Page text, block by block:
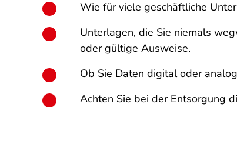
Wie für viele geschäftliche
Unterlagen, die Sie niemals
oder gültige Ausweise.
Ob Sie Daten digital oder
Achten Sie bei der Entsorgung